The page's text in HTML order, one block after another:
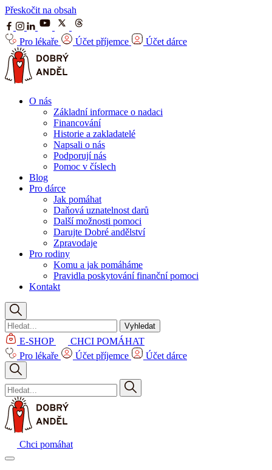
Přeskočit na obsah
Pro lékaře Účet příjemce Účet dárce
O nás
Základní informace o nadaci
Financování
Historie a zakladatelé
Napsali o nás
Podporují nás
Pomoc v číslech
Blog
Pro dárce
Jak pomáhat
Daňová uznatelnost darů
Další možnosti pomoci
Darujte Dobré andělství
Zpravodaje
Pro rodiny
Komu a jak pomáháme
Pravidla poskytování finanční pomoci
Kontakt
Vyhledat
E-SHOP
CHCI POMÁHAT
Pro lékaře
Účet příjemce Účet dárce
Chci pomáhat